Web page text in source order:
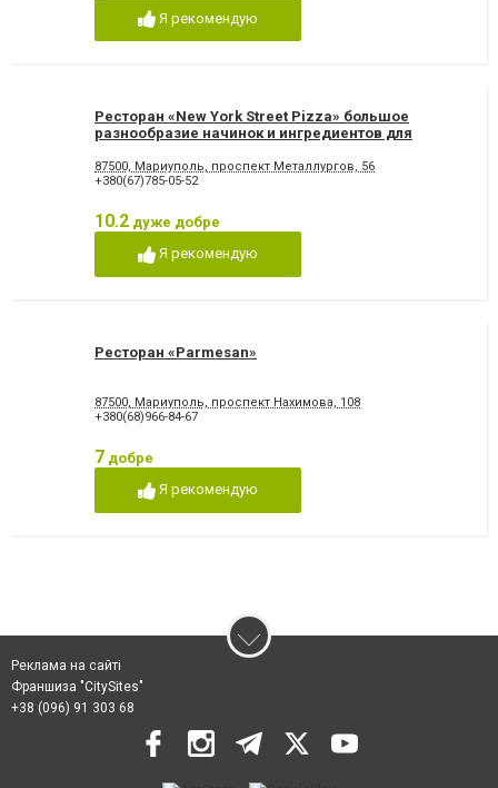
Я рекомендую
Ресторан «New York Street Pizza» большое
разнообразие начинок и ингредиентов для
87500, Мариуполь, проспект Металлургов, 56
+380(67)785-05-52
10.2 дуже добре
Я рекомендую
Ресторан «Parmesan»
87500, Мариуполь, проспект Нахимова, 108
+380(68)966-84-67
7 добре
Я рекомендую
Реклама на сайті
Франшиза "CitySites"
+38 (096) 91 303 68